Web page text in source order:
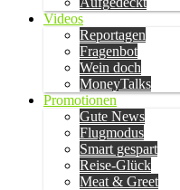
Videos
Reportagen
Fragenbot
Wein doch
MoneyTalks
Promotionen
Gute News
Flugmodus
Smart gespart
Reise-Glück
Meat & Greet